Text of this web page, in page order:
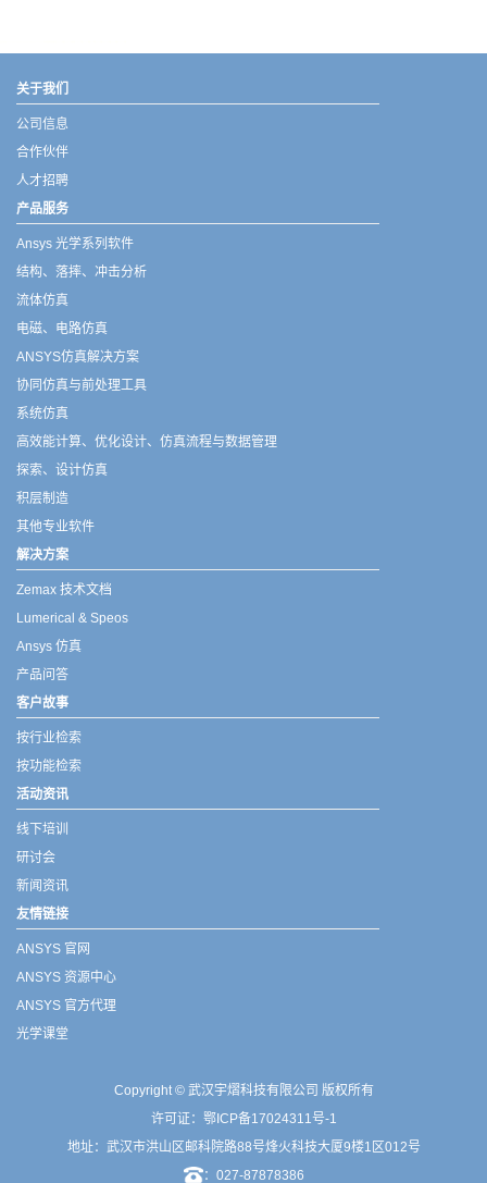
关于我们
公司信息
合作伙伴
人才招聘
产品服务
Ansys 光学系列软件
结构、落摔、冲击分析
流体仿真
电磁、电路仿真
ANSYS仿真解决方案
协同仿真与前处理工具
系统仿真
高效能计算、优化设计、仿真流程与数据管理
探索、设计仿真
积层制造
其他专业软件
解决方案
Zemax 技术文档
Lumerical & Speos
Ansys 仿真
产品问答
客户故事
按行业检索
按功能检索
活动资讯
线下培训
研讨会
新闻资讯
友情链接
ANSYS 官网
ANSYS 资源中心
ANSYS 官方代理
光学课堂
Copyright © 武汉宇熠科技有限公司 版权所有
许可证： 鄂ICP备17024311号-1
地址：武汉市洪山区邮科院路88号烽火科技大厦9楼1区012号
：027-87878386